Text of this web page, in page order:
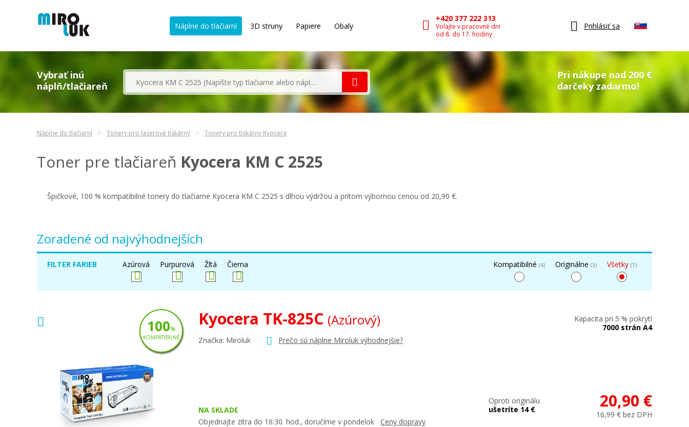
Náplne do tlačiarní 3D struny Papiere Obaly
+420 377 222 313
Volajte v pracovné dni
od 8. do 17. hodiny
Prihlásiť sa
Vybrať inú
náplň/tlačiareň
Pri nákupe nad 200 €
darčeky zadarmo!
Náplne do tlačiarní Tonery pro laserové tiskárny Tonery pro tiskárny Kyocera
Toner pre tlačiareň Kyocera KM C 2525
Špičkové, 100 % kompatibilné tonery do tlačiarne Kyocera KM C 2525 s dlhou výdržou a pritom výbornou cenou od 20,90 €.
Zoradené od najvýhodnejších
FILTER FARIEB Azúrová Purpurová Žltá Čierna Kompatibilné (4) Originálne (3) Všetky (7)
Kyocera TK-825C (Azúrový)
Značka: Miroluk Prečo sú náplne Miroluk výhodnejšie?
NA SKLADE
Objednajte zítra do 16:30. hod., doručíme v pondelok Ceny dopravy
Kapacita pri 5 % pokrytí
7000 strán A4
Oproti originálu
ušetríte 14 €
20,90 €
16,99 € bez DPH
100%
KOMPATIBILNÉ